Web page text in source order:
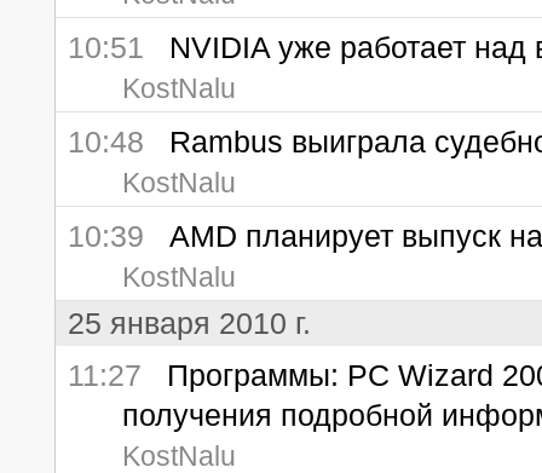
10:51 NVIDIA уже работает над
KostNalu
10:48 Rambus выиграла
KostNalu
10:39 AMD планирует выпуск
KostNalu
25 января 2010 г.
11:27 Программы: PC Wizard
получения подробной
KostNalu